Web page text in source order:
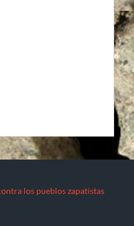
los pueblos zapatistas